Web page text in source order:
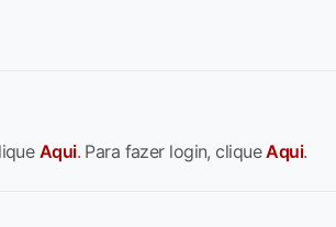
Aqui. Para fazer login, cliqueAqui.